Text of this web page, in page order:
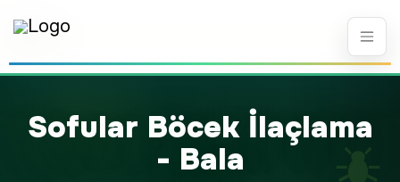
Sofular Böcek İlaçlama
- Bala